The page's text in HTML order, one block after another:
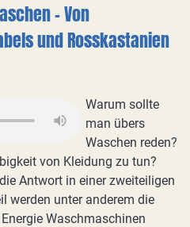
- Von
und Rosskastanien
Warum sollte
man übers
Waschen reden?
von Kleidung zu tun?
Antwort in einer zweiteiligen
werden unter anderem die
Waschmaschinen